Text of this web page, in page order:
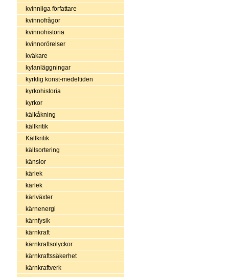
kvinnliga författare
kvinnofrågor
kvinnohistoria
kvinnorörelser
kväkare
kylanläggningar
kyrklig konst-medeltiden
kyrkohistoria
kyrkor
kälkåkning
källkritik
Källkritik
källsortering
känslor
kärlek
kärlek
kärlväxter
kärnenergi
kärnfysik
kärnkraft
kärnkraftsolyckor
kärnkraftssäkerhet
kärnkraftverk